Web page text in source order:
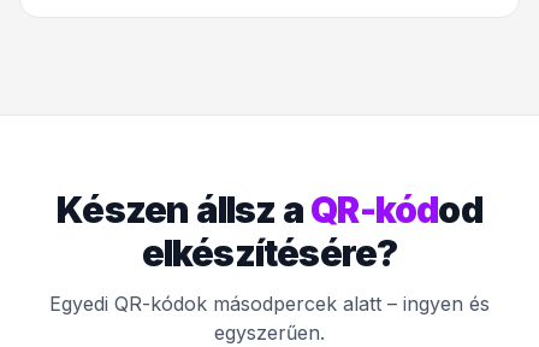
Készen állsz aQR-kódod
elkészítésére?
Egyedi QR-kódok másodpercek alatt – ingyen és
egyszerűen.